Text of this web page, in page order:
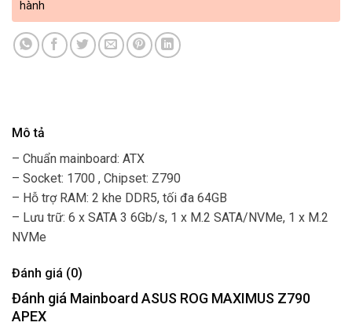
hành
Mô tả
– Chuẩn mainboard: ATX
– Socket: 1700 , Chipset: Z790
– Hỗ trợ RAM: 2 khe DDR5, tối đa 64GB
– Lưu trữ: 6 x SATA 3 6Gb/s, 1 x M.2 SATA/NVMe, 1 x M.2
NVMe
Đánh giá (0)
Đánh giá Mainboard ASUS ROG MAXIMUS Z790
APEX